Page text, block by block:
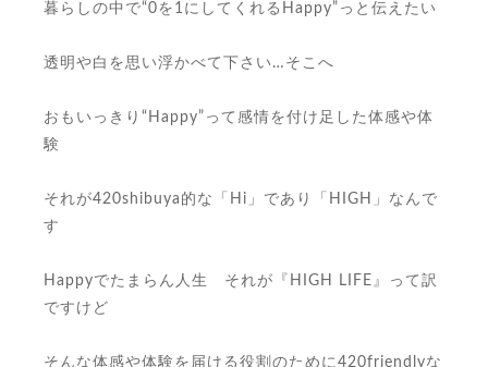
暮らしの中で“0を1にしてくれるHappy”っと伝えたい
透明や白を思い浮かべて下さい…そこへ
おもいっきり“Happy”って感情を付け足した体感や体
験
それが420shibuya的な「Hi」であり「HIGH」なんで
す
Happyでたまらん人生 それが『HIGH LIFE』って訳
ですけど
そんな体感や体験を届ける役割のために420friendlyな